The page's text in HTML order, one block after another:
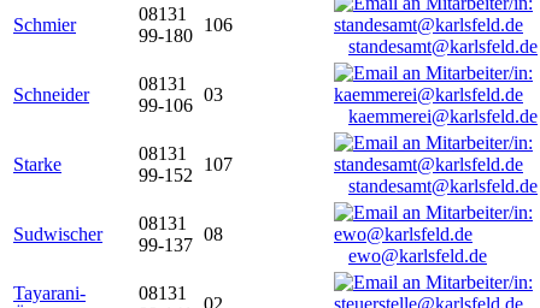
Schmier
08131
99-180
106
standesamt@karlsfeld.de
Schneider
08131
99-106
03
kaemmerei@karlsfeld.de
Starke
08131
99-152
107
standesamt@karlsfeld.de
Sudwischer
08131
99-137
08
ewo@karlsfeld.de
Tayarani-
08131